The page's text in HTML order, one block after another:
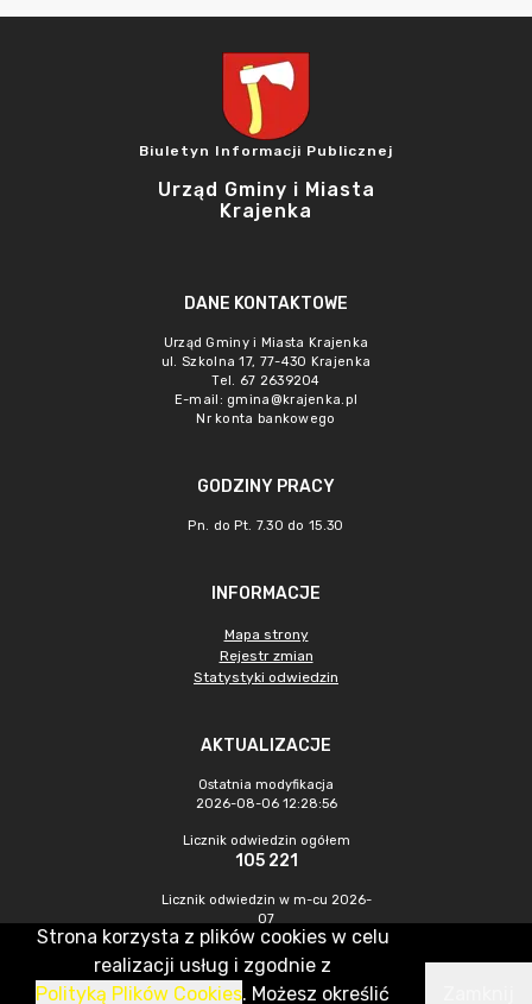
Biuletyn Informacji Publicznej
Urząd Gminy i Miasta
Krajenka
DANE KONTAKTOWE
Urząd Gminy i Miasta Krajenka
ul. Szkolna 17, 77-430 Krajenka
Tel. 67 2639204
E-mail: gmina@krajenka.pl
Nr konta bankowego
GODZINY PRACY
Pn. do Pt. 7.30 do 15.30
INFORMACJE
Mapa strony
Rejestr zmian
Statystyki odwiedzin
AKTUALIZACJE
Ostatnia modyfikacja
2026-08-06 12:28:56
Licznik odwiedzin ogółem
105 221
Licznik odwiedzin w m-cu 2026-
07
597
CMS & Hosting: Nefeni Sp. z o.o.
Strona korzysta z plików cookies w celu
realizacji usług i zgodnie z
Polityką Plików Cookies. Możesz określić